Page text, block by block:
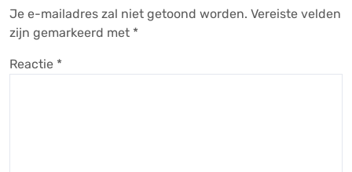
Je e-mailadres zal niet getoond worden. Vereiste velden
zijn gemarkeerd met *
Reactie *